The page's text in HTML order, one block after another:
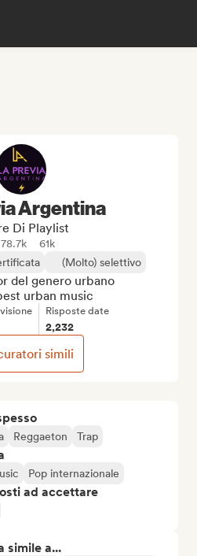
Reggaeton Trap
Pop internazionale
ad accettare
simile a...
Argentina
Di Playlist
78.7k
61k
(Molto) selettivo
del genero urbano
urban music
Risposte date
2,232
simili